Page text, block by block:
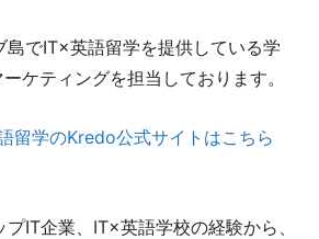
島でIT×英語留学を提供している学
ケティングを担当しております。
留学のKredo公式サイトはこちら
IT企業、IT×英語学校の経験から、